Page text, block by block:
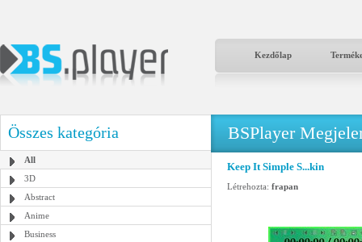
Kezdőlap
Összes kategória
All
3D
Abstract
Anime
Business
BSPlayer
Keep It Simple S...kin
Létrehozta: frapan